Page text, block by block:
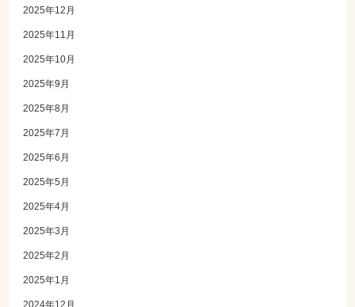
2025年12月
2025年11月
2025年10月
2025年9月
2025年8月
2025年7月
2025年6月
2025年5月
2025年4月
2025年3月
2025年2月
2025年1月
2024年12月